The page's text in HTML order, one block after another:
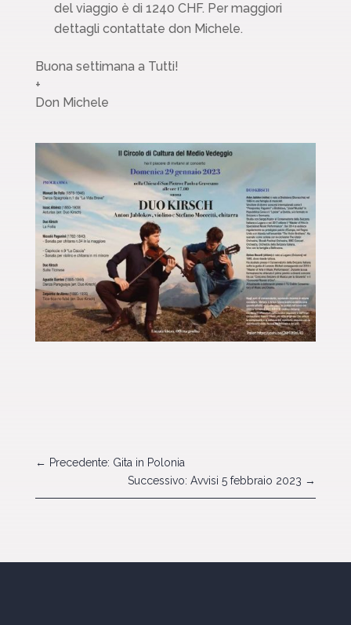
del viaggio è di 1240 CHF. Per maggiori
dettagli contattate don Michele.
Buona settimana a Tutti!
+
Don Michele
← Precedente: Gita in Polonia
Successivo: Avvisi 5 febbraio 2023 →